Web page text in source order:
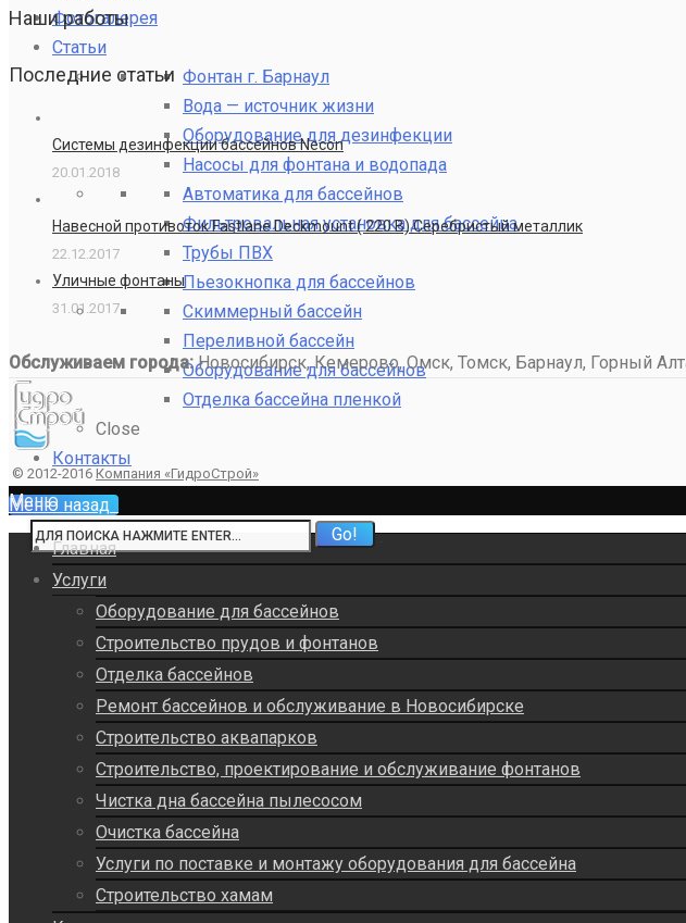
Фотогалерея
Статьи
Фонтан г. Барнаул
Вода — источник жизни
Оборудование для дезинфекции
Насосы для фонтана и водопада
Автоматика для бассейнов
Фильтровальная установка для бассейна
Трубы ПВХ
Пьезокнопка для бассейнов
Скиммерный бассейн
Переливной бассейн
Оборудование для бассейнов
Отделка бассейна пленкой
Close
Контакты
Меню назад
Наши работы
Последние статьи
Системы дезинфекции бассейнов Necon
20.01.2018
Навесной противоток Fastlane Deckmount ( 220 В) Серебристый металлик
22.12.2017
Уличные фонтаны
31.01.2017
Обслуживаем города:Новосибирск, Кемерово, Омск, Томск, Барнаул, Горный
© 2012-2016 Компания «ГидроСтрой»
Меню
Главная
Услуги
Оборудование для бассейнов
Строительство прудов и фонтанов
Отделка бассейнов
Ремонт бассейнов и обслуживание в Новосибирске
Строительство аквапарков
Строительство, проектирование и обслуживание фонтанов
Чистка дна бассейна пылесосом
Очистка бассейна
Услуги по поставке и монтажу оборудования для бассейна
Строительство хамам